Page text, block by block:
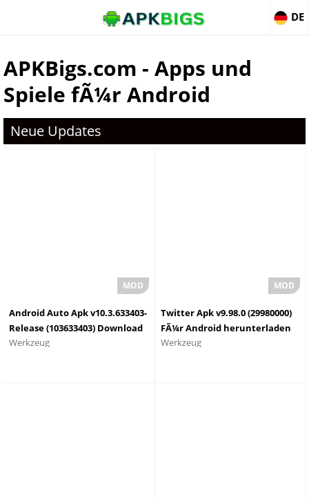
DE
APKBigs.com - Apps und
Spiele fÃ¼r Android
Neue Updates
Android Auto Apk v10.3.633403-
Release (103633403) Download
2023
Werkzeug
Twitter Apk v9.98.0 (29980000)
FÃ¼r Android herunterladen
Werkzeug